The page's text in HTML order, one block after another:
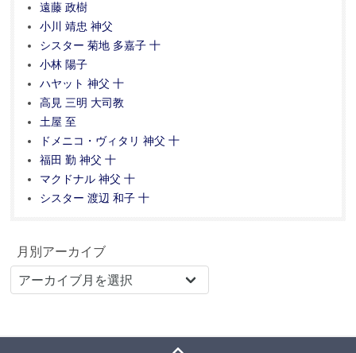
遠藤 政樹
小川 靖忠 神父
シスター 菊地 多嘉子 十
小林 陽子
ハヤット 神父 十
高見 三明 大司教
土屋 至
ドメニコ・ヴィタリ 神父 十
福田 勤 神父 十
マクドナル 神父 十
シスター 渡辺 和子 十
月別アーカイブ